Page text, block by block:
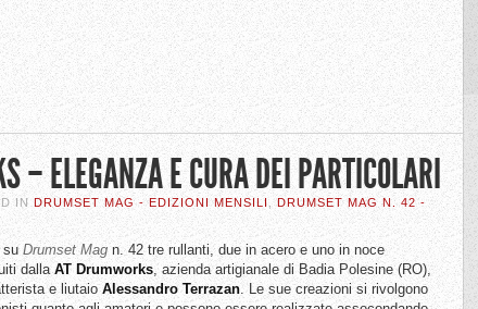
– ELEGANZA E CURA DEI PARTICOLARI
IN DRUMSET MAG - EDIZIONI MENSILI
DRUMSET MAG N. 42 -
suDrumset Mag n. 42 tre rullanti, due in acero e uno in noce
dallaAT Drumworks, azienda artigianale di Badia Polesine (RO),
e liutaioAlessandro Terrazan. Le sue creazioni si rivolgono